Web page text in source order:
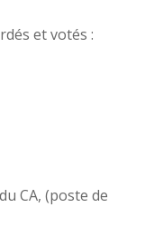
et votés :
CA, (poste de